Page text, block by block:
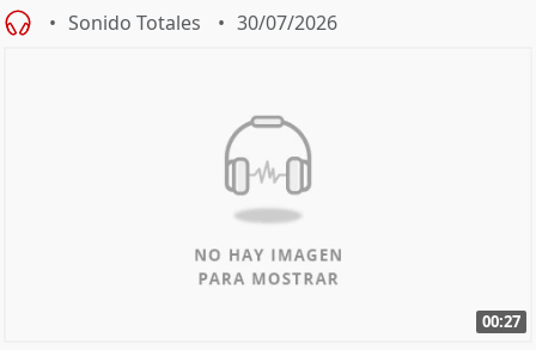
Sonido Totales 30/07/2026
00:27